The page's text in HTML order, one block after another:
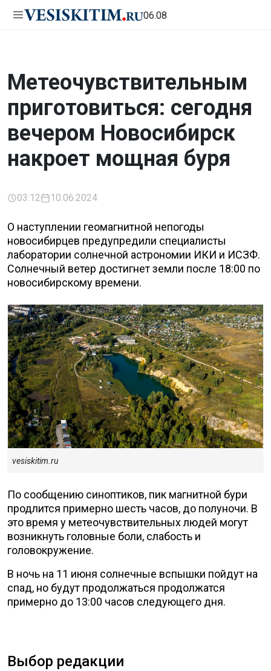
06.08
Метеочувствительным
приготовиться: сегодня
вечером Новосибирск
накроет мощная буря
03:12 10.06.2024
О наступлении геомагнитной непогоды
новосибирцев предупредили специалисты
лаборатории солнечной астрономии ИКИ и ИСЗФ.
Солнечный ветер достигнет земли после 18:00 по
новосибирскому времени.
vesiskitim.ru
По сообщению синоптиков, пик магнитной бури
продлится примерно шесть часов, до полуночи. В
это время у метеочувствительных людей могут
возникнуть головные боли, слабость и
головокружение.
В ночь на 11 июня солнечные вспышки пойдут на
спад, но будут продолжаться продолжатся
примерно до 13:00 часов следующего дня.
Выбор редакции